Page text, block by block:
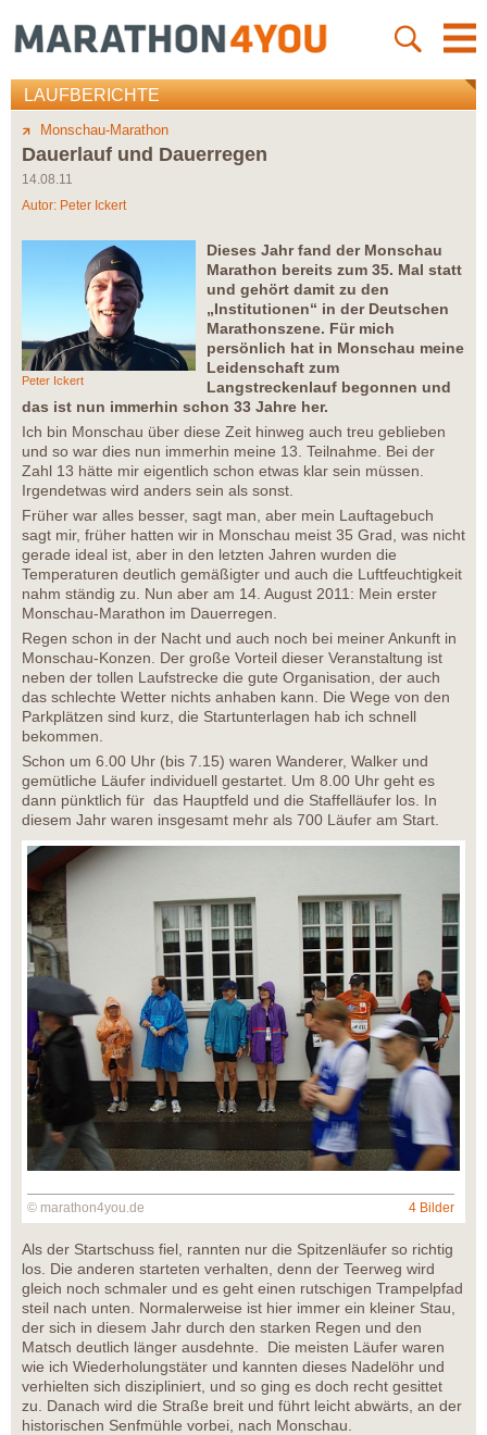
LAUFBERICHTE
Monschau-Marathon
Dauerlauf und Dauerregen
14.08.11
Autor: Peter Ickert
Peter Ickert
Dieses Jahr fand der Monschau
Marathon bereits zum 35. Mal statt
und gehört damit zu den
„Institutionen“ in der Deutschen
Marathonszene. Für mich
persönlich hat in Monschau meine
Leidenschaft zum
Langstreckenlauf begonnen und
das ist nun immerhin schon 33 Jahre her.
Ich bin Monschau über diese Zeit hinweg auch treu geblieben
und so war dies nun immerhin meine 13. Teilnahme. Bei der
Zahl 13 hätte mir eigentlich schon etwas klar sein müssen.
Irgendetwas wird anders sein als sonst.
Früher war alles besser, sagt man, aber mein Lauftagebuch
sagt mir, früher hatten wir in Monschau meist 35 Grad, was nicht
gerade ideal ist, aber in den letzten Jahren wurden die
Temperaturen deutlich gemäßigter und auch die Luftfeuchtigkeit
nahm ständig zu. Nun aber am 14. August 2011: Mein erster
Monschau-Marathon im Dauerregen.
Regen schon in der Nacht und auch noch bei meiner Ankunft in
Monschau-Konzen. Der große Vorteil dieser Veranstaltung ist
neben der tollen Laufstrecke die gute Organisation, der auch
das schlechte Wetter nichts anhaben kann. Die Wege von den
Parkplätzen sind kurz, die Startunterlagen hab ich schnell
bekommen.
Schon um 6.00 Uhr (bis 7.15) waren Wanderer, Walker und
gemütliche Läufer individuell gestartet. Um 8.00 Uhr geht es
dann pünktlich für das Hauptfeld und die Staffelläufer los. In
diesem Jahr waren insgesamt mehr als 700 Läufer am Start.
© marathon4you.de 4 Bilder
Als der Startschuss fiel, rannten nur die Spitzenläufer so richtig
los. Die anderen starteten verhalten, denn der Teerweg wird
gleich noch schmaler und es geht einen rutschigen Trampelpfad
steil nach unten. Normalerweise ist hier immer ein kleiner Stau,
der sich in diesem Jahr durch den starken Regen und den
Matsch deutlich länger ausdehnte. Die meisten Läufer waren
wie ich Wiederholungstäter und kannten dieses Nadelöhr und
verhielten sich diszipliniert, und so ging es doch recht gesittet
zu. Danach wird die Straße breit und führt leicht abwärts, an der
historischen Senfmühle vorbei, nach Monschau.